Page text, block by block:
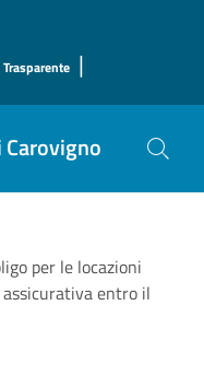
|
per le locazioni
assicurativa entro il